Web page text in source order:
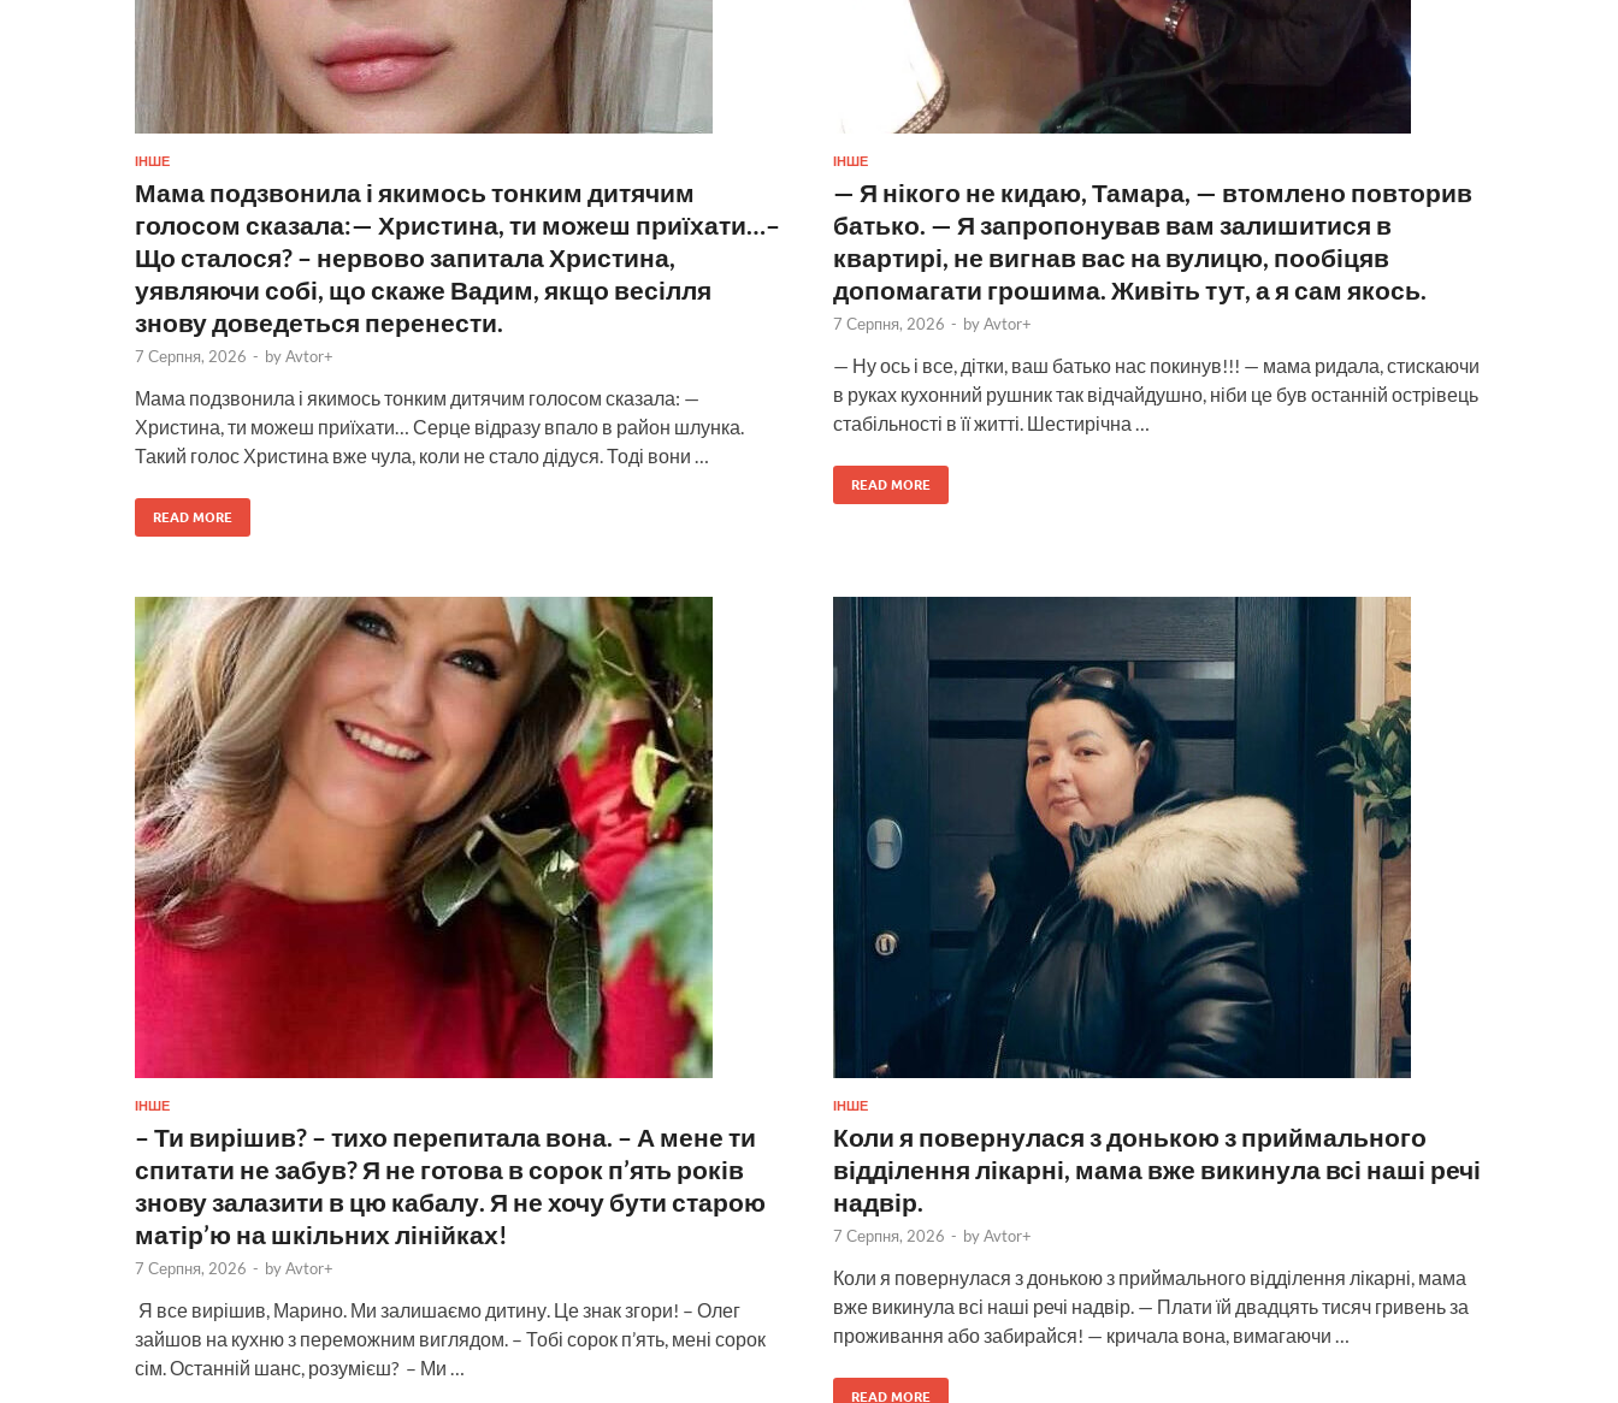
ІНШЕ
Мама подзвонила і якимось тонким дитячим
голосом сказала:— Христина, ти можеш приїхати…–
Що сталося? – нервово запитала Христина,
уявляючи собі, що скаже Вадим, якщо весілля
знову доведеться перенести.
7 Серпня, 2026 - byAvtor+
Мама подзвонила і якимось тонким дитячим голосом сказала: —
Христина, ти можеш приїхати… Серце відразу впало в район шлунка.
Такий голос Христина вже чула, коли не стало дідуся. Тоді вони …
READ MORE
ІНШЕ
— Я нікого не кидаю, Тамара, — втомлено повторив
батько. — Я запропонував вам залишитися в
квартирі, не вигнав вас на вулицю, пообіцяв
допомагати грошима. Живіть тут, а я сам якось.
7 Серпня, 2026 - byAvtor+
— Ну ось і все, дітки, ваш батько нас покинув!!! — мама ридала, стискаючи
в руках кухонний рушник так відчайдушно, ніби це був останній острівець
стабільності в її житті. Шестирічна …
READ MORE
ІНШЕ
– Ти вирішив? – тихо перепитала вона. – А мене ти
спитати не забув? Я не готова в сорок п’ять років
знову залазити в цю кабалу. Я не хочу бути старою
матір’ю на шкільних лінійках!
7 Серпня, 2026 - byAvtor+
Я все вирішив, Марино. Ми залишаємо дитину. Це знак згори! – Олег
зайшов на кухню з переможним виглядом. – Тобі сорок п’ять, мені сорок
сім. Останній шанс, розумієш? – Ми …
ІНШЕ
Коли я повернулася з донькою з приймального
відділення лікарні, мама вже викинула всі наші речі
надвір.
7 Серпня, 2026 - byAvtor+
Коли я повернулася з донькою з приймального відділення лікарні, мама
вже викинула всі наші речі надвір. — Плати їй двадцять тисяч гривень за
проживання або забирайся! — кричала вона, вимагаючи …
READ MORE